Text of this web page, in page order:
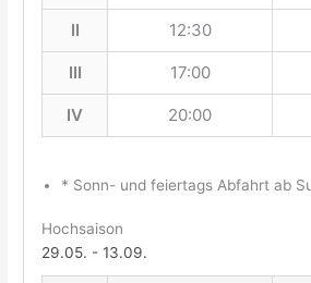
II 12:30
III 17:00
IV 20:00
* Sonn- und feiertags Abfahrt ab
Hochsaison
29.05. - 13.09.